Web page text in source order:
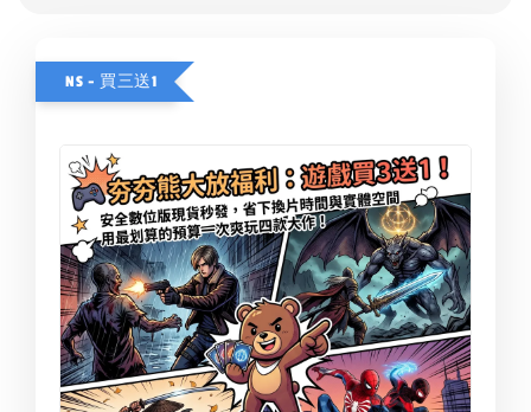
NS - 買三送1